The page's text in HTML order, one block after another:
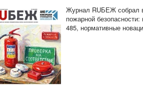
Журнал RUБЕЖ собрал
пожарной
485, нормативные